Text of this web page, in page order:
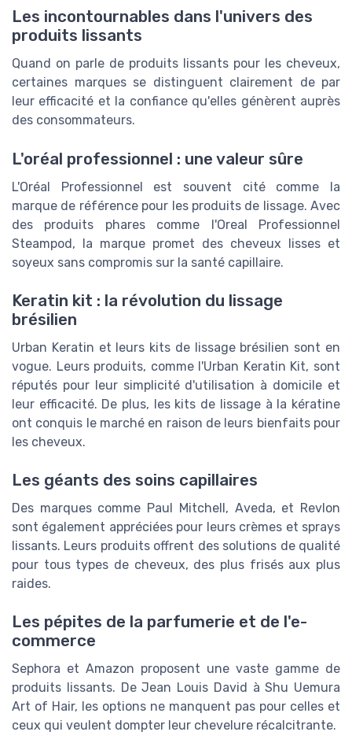
Les incontournables dans l'univers des
produits lissants
Quand on parle de produits lissants pour les cheveux,
certaines marques se distinguent clairement de par
leur efficacité et la confiance qu'elles génèrent auprès
des consommateurs.
L'oréal professionnel : une valeur sûre
L'Oréal Professionnel est souvent cité comme la
marque de référence pour les produits de lissage. Avec
des produits phares comme l'Oreal Professionnel
Steampod, la marque promet des cheveux lisses et
soyeux sans compromis sur la santé capillaire.
Keratin kit : la révolution du lissage
brésilien
Urban Keratin et leurs kits de lissage brésilien sont en
vogue. Leurs produits, comme l'Urban Keratin Kit, sont
réputés pour leur simplicité d'utilisation à domicile et
leur efficacité. De plus, les kits de lissage à la kératine
ont conquis le marché en raison de leurs bienfaits pour
les cheveux.
Les géants des soins capillaires
Des marques comme Paul Mitchell, Aveda, et Revlon
sont également appréciées pour leurs crèmes et sprays
lissants. Leurs produits offrent des solutions de qualité
pour tous types de cheveux, des plus frisés aux plus
raides.
Les pépites de la parfumerie et de l'e-
commerce
Sephora et Amazon proposent une vaste gamme de
produits lissants. De Jean Louis David à Shu Uemura
Art of Hair, les options ne manquent pas pour celles et
ceux qui veulent dompter leur chevelure récalcitrante.